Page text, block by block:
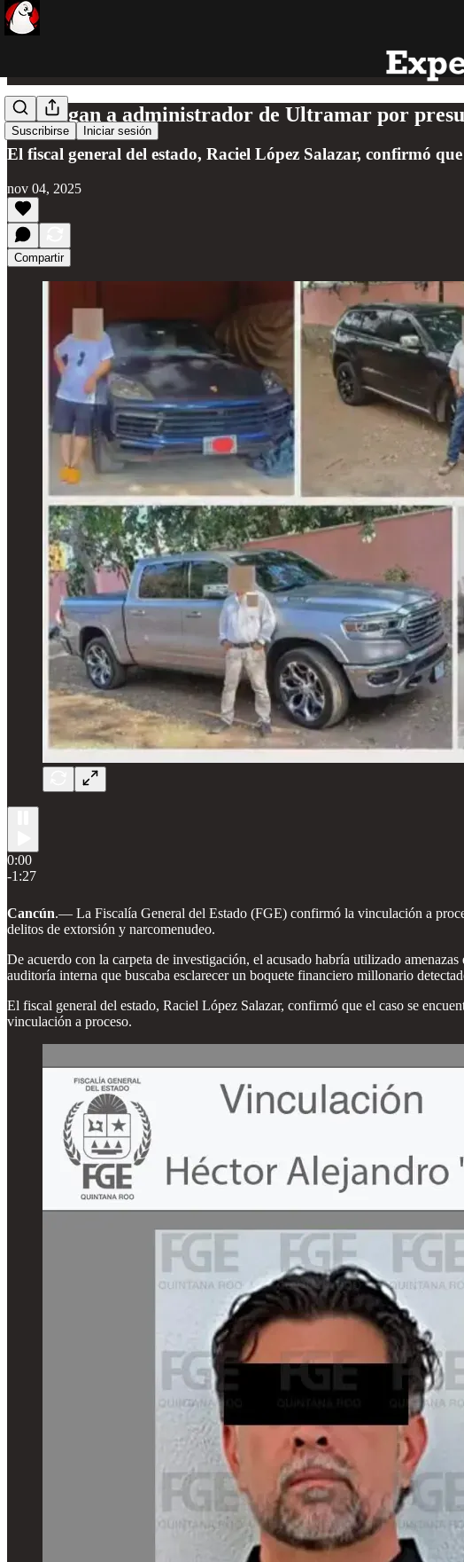
Suscribirse Iniciar sesión
Investigan a administrador de Ultramar por
El fiscal general del estado, Raciel López Salazar, confirmó
nov 04, 2025
Compartir
0:00
-1:27
Cancún.— La Fiscalía General del Estado (FGE) confirmó la vinculación a
delitos de extorsión y narcomenudeo.
De acuerdo con la carpeta de investigación, el acusado habría utilizado
auditoría interna que buscaba esclarecer un boquete financiero millonario
El fiscal general del estado, Raciel López Salazar, confirmó que el caso se
vinculación a proceso.